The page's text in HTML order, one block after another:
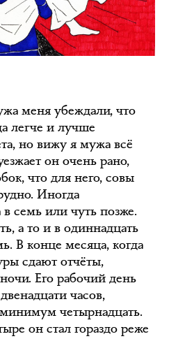
меня убеждали, что
легче и лучше
но вижу я мужа всё
он очень рано,
что для него, совы
Иногда
семь или чуть позже.
а то и в одиннадцать
В конце месяца, когда
сдают отчёты,
Его рабочий день
часов,
четырнадцать.
он стал гораздо реже